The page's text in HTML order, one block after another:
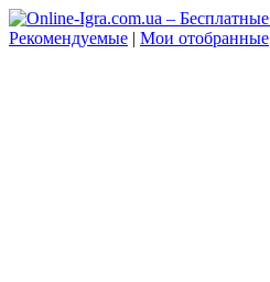
Рекомендуемые | Мои отобранные